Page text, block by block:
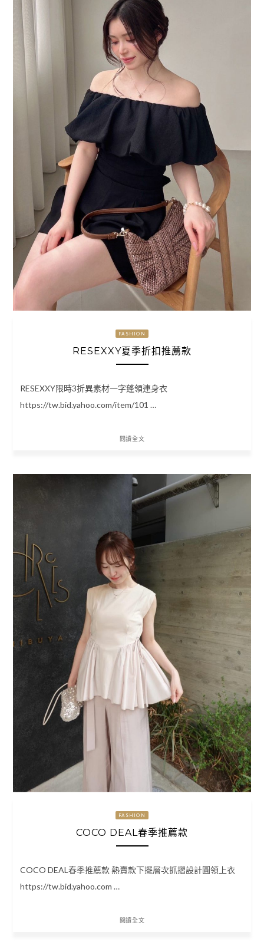
FASHION
RESEXXY夏季折扣推薦款
RESEXXY限時3折異素材一字蓬領連身衣
https://tw.bid.yahoo.com/item/101 …
閱讀全文
FASHION
COCO DEAL春季推薦款
COCO DEAL春季推薦款 熱賣款下擺層次抓摺設計圓領上衣
https://tw.bid.yahoo.com …
閱讀全文